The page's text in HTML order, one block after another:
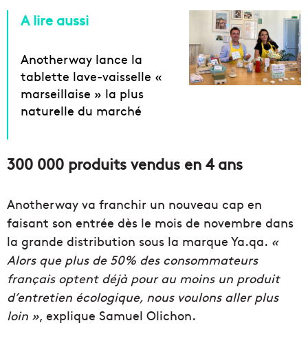
A lire aussi
Anotherway lance la
tablette lave-vaisselle «
marseillaise » la plus
naturelle du marché
300 000 produits vendus en 4 ans
Anotherway va franchir un nouveau cap en
faisant son entrée dès le mois de novembre dans
la grande distribution sous la marque Ya.qa. «
Alors que plus de 50% des consommateurs
français optent déjà pour au moins un produit
d’entretien écologique, nous voulons aller plus
loin », explique Samuel Olichon.